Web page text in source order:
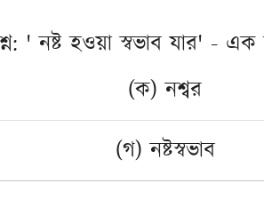
' নষ্ট হওয়া স্বভাব যার' -
(ক) নশ্বর
(গ) নষ্টস্বভাব